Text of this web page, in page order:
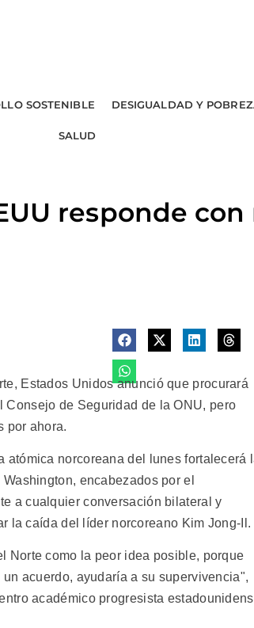
SOSTENIBLE DESIGUALDAD Y
SALUD
responde
Estados Unidos anunció que procurará
Consejo de Seguridad de la ONU, pero
por ahora.
atómica norcoreana del lunes fortalecerá
encabezados por el
a cualquier conversación bilateral y
la caída del líder norcoreano Kim Jong-Il.
Norte como la peor idea posible, porque
acuerdo, ayudaría a su supervivencia",
académico progresista